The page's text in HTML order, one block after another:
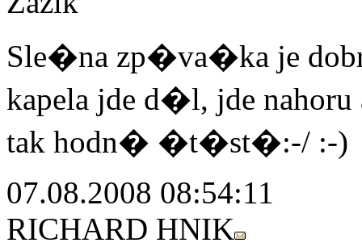
Sle�na zp�va�ka je
kapela jde d�l, jde
tak hodn� �t�st�:-/ :-)
07.08.2008 08:54:11
RICHARD HNIK